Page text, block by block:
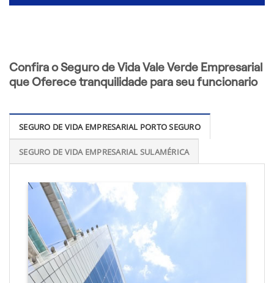
Confira o Seguro de Vida Vale Verde Empresarial
que Oferece tranquilidade para seu funcionario
SEGURO DE VIDA EMPRESARIAL PORTO SEGURO
SEGURO DE VIDA EMPRESARIAL SULAMÉRICA